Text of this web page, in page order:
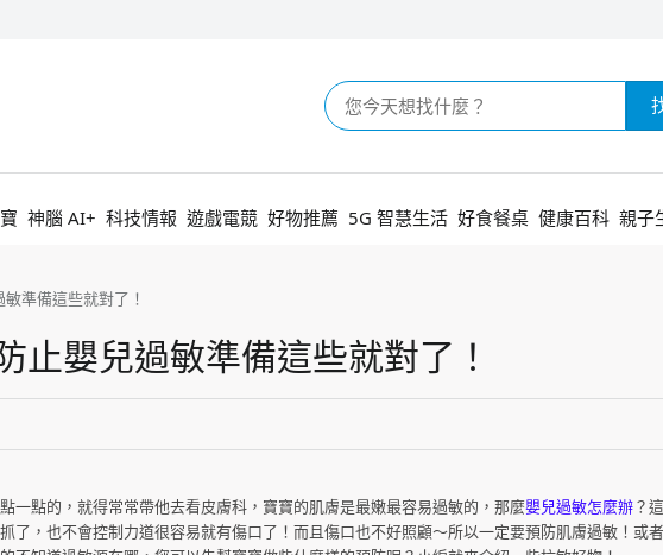
神腦 AI+ 科技情報 遊戲電競 好物推薦 5G 智慧生活 好食餐桌 健康百科 親子
準備這些就對了！
止嬰兒過敏準備這些就對了！
一點的，就得常常帶他去看皮膚科，寶寶的肌膚是最嫩最容易過敏的，那麼嬰兒過敏怎麼辦？
了，也不會控制力道很容易就有傷口了！而且傷口也不好照顧～所以一定要預防肌膚過敏！或